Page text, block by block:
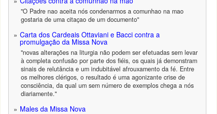
"O Padre nao aceita nós condenarmos a comunhao na mao
gostaria de uma citaçao de um documento"
Carta dos Cardeais Ottaviani e Bacci contra a
promulgação da Missa Nova
"novas alterações na liturgia não podem ser efetuadas sem levar
à completa confusão por parte dos fiéis, os quais já demonstram
sinais de relutância e um indubitável afrouxamento da fé. Entre
os melhores clérigos, o resultado é uma agonizante crise de
consciência, da qual um sem número de exemplos chega a nós
diariamente."
Males da Missa Nova